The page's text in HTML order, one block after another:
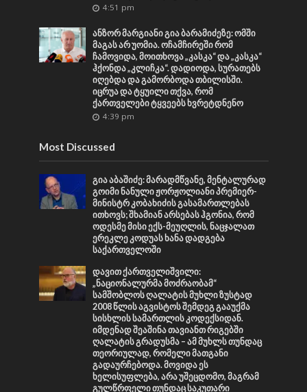
4:51 pm
ანზორ მარგიანი გია ბარამიძეზე: ომში
მაგას არ უომია. ოჩამჩირეში რომ
ჩამოვიდა, მოითხოვა „კასკა“ და „კასკა“
ჰქონდა „კლიჩკა“. დადიოდა, სურათებს
იღებდა და გამორბოდა თბილისში.
იცრუა და ტყუილი თქვა, რომ
ქართველები ტყვეებს ხვრეტდნენო
4:39 pm
Most Discussed
გია აბაშიძე: მარადმწვანე, მენტალურად
გოიმი ნანული ჟორჟოლიანი პრემიერ-
მინისტრ კობახიძის გასამართლებას
ითხოვს; შხამიან არსებას ჰგონია, რომ
ოდესმე მისი ექს-მეუღლის, ნაცჯალათ
ერეკლე კოდუას ხანა დადგება
საქართველოში
დავით ქართველიშვილი:
„ნაციონალურმა მოძრაობამ“
სამშობლოს ღალატის მუხლი ზუსტად
2008 წლის აგვისტოს შემდეგ გააუქმა
სისხლის სამართლის კოდექსიდან.
იმდენად შეაშინა თავიანთ რიგებში
ღალატის გრადუსმა – ამ მუხლს თუნდაც
თეორიულად, რომელი მათგანი
გადაურჩებოდა. მოვიდა ეს
ხელისუფლება, არა უშეცდომო, მაგრამ
გულწრფელი თუნდაც საკუთარი